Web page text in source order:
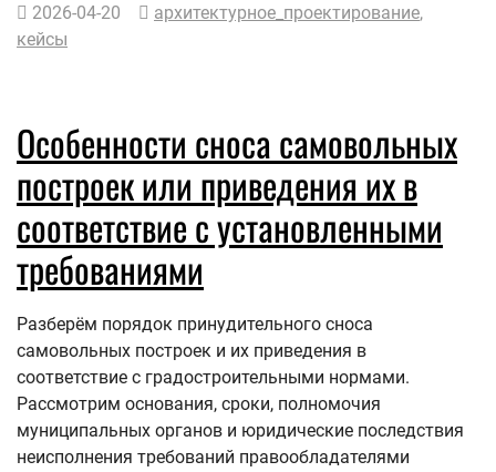
2026-04-20 архитектурное_проектирование,
кейсы
Особенности сноса самовольных
построек или приведения их в
соответствие с установленными
требованиями
Разберём порядок принудительного сноса
самовольных построек и их приведения в
соответствие с градостроительными нормами.
Рассмотрим основания, сроки, полномочия
муниципальных органов и юридические последствия
неисполнения требований правообладателями